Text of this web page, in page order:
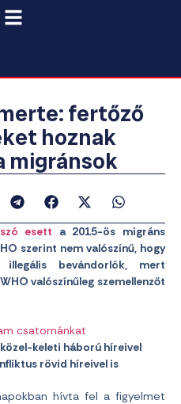
fertőző
hoznak
migránsok
esett a 2015-ös migráns
szerint nem valószínű, hogy
bevándorlók, mert
valószínűleg szemellenzőt
csatornánkat
keleti háború híreivel
rövid híreivel is
hívta fel a figyelmet